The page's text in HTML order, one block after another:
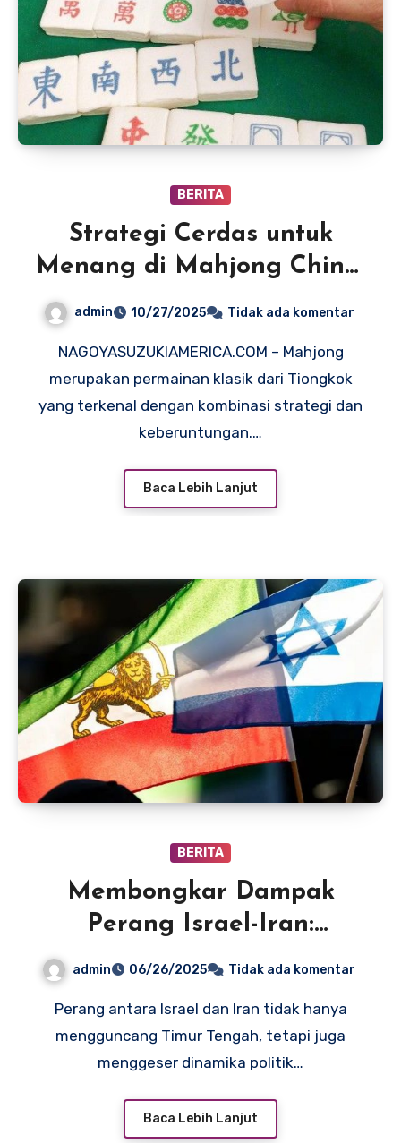
BERITA
Strategi Cerdas untuk
Menang di Mahjong China:
admin 10/27/2025 Tidak ada komentar
NAGOYASUZUKIAMERICA.COM – Mahjong
merupakan permainan klasik dari Tiongkok
yang terkenal dengan kombinasi strategi dan
keberuntungan.…
Baca Lebih Lanjut
BERITA
Membongkar Dampak
Perang Israel-Iran:
Kepentingan Global dan
admin 06/26/2025 Tidak ada komentar
Perang antara Israel dan Iran tidak hanya
mengguncang Timur Tengah, tetapi juga
menggeser dinamika politik…
Baca Lebih Lanjut